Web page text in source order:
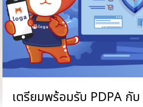
เตรียมพร้อมรับ PDPA กั